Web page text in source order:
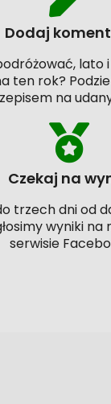
Dodaj
lato
ten rok?
na
Czekaj na
trzech dni od
wyniki
serwisie